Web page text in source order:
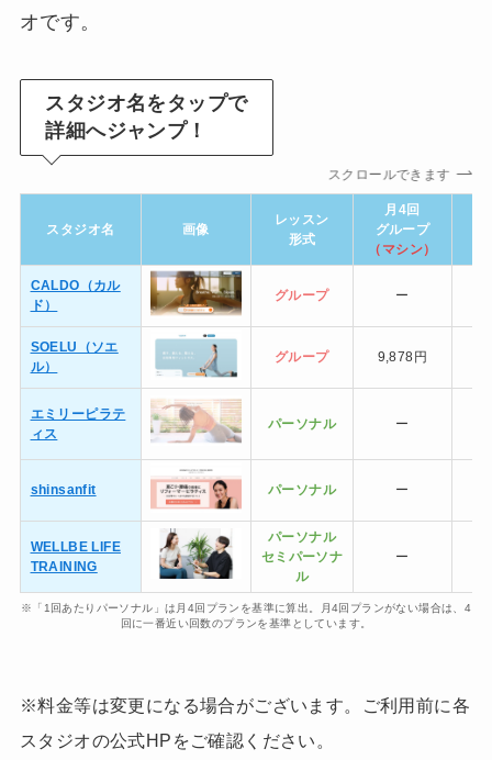
オです。
スタジオ名をタップで
詳細へジャンプ！
スクロールできます
スタジオ名 画像
レッスン
形式
月4回
グループ
（マシン）
CALDO（カル
ド）
グループ ー
SOELU（ソエ
ル）
グループ 9,878円
エミリーピラテ
ィス
パーソナル ー
shinsanfit パーソナル ー
WELLBE LIFE
TRAINING
パーソナル
セミ パーソナ
ル
ー
※「1回あたりパーソナル」は月4回プランを基準に算出。月4回プランがない場合は、4
回に一番近い回数のプランを基準としています。
※料金等は変更になる場合がございます。ご利用前に各
スタジオの公式HPをご確認ください。